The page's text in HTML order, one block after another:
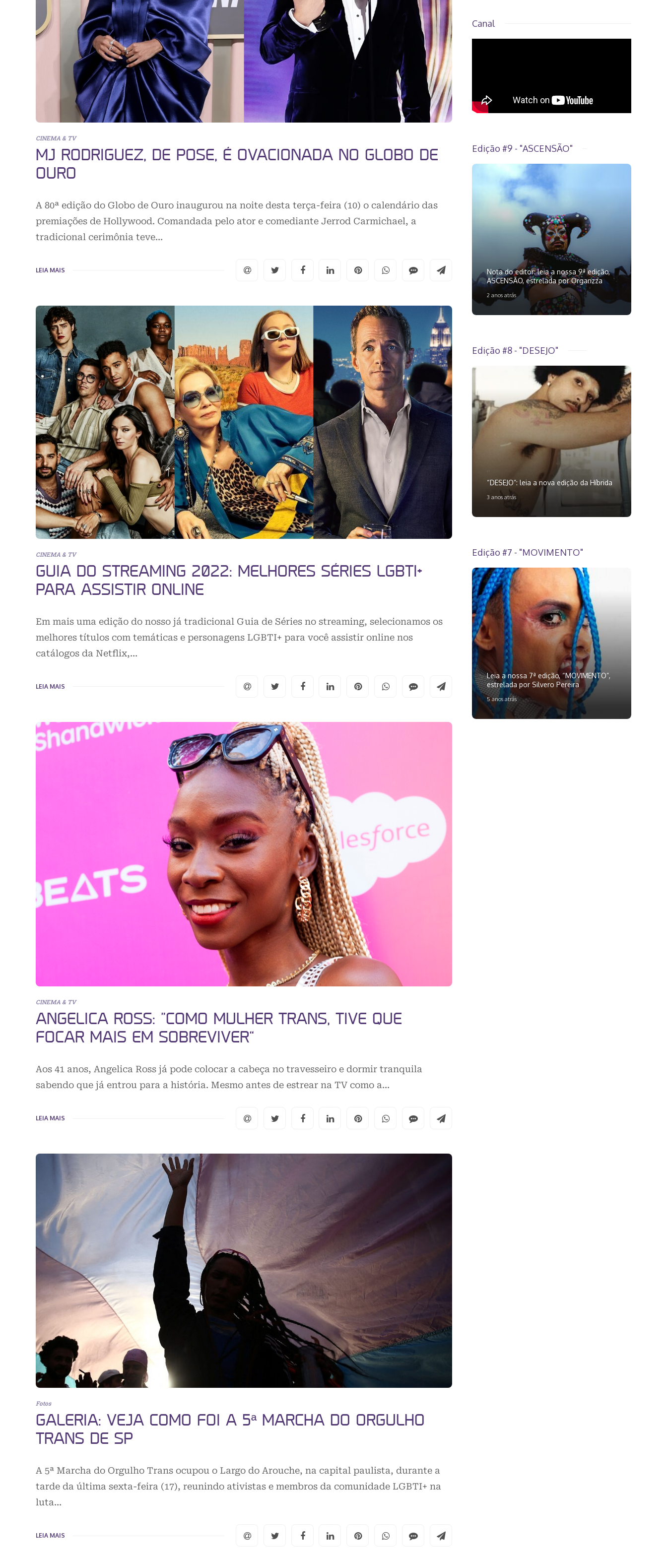
CINEMA & TV
MJ RODRIGUEZ, DE POSE, É OVACIONADA NO GLOBO DE
OURO
A 80ª edição do Globo de Ouro inaugurou na noite desta terça-feira (10) o calendário das
premiações de Hollywood. Comandada pelo ator e comediante Jerrod Carmichael, a
tradicional cerimônia teve…
LEIA MAIS
CINEMA & TV
GUIA DO STREAMING 2022: MELHORES SÉRIES LGBTI+
PARA ASSISTIR ONLINE
Em mais uma edição do nosso já tradicional Guia de Séries no streaming, selecionamos os
melhores títulos com temáticas e personagens LGBTI+ para você assistir online nos
catálogos da Netflix,…
LEIA MAIS
CINEMA & TV
ANGELICA ROSS: “COMO MULHER TRANS, TIVE QUE
FOCAR MAIS EM SOBREVIVER”
Aos 41 anos, Angelica Ross já pode colocar a cabeça no travesseiro e dormir tranquila
sabendo que já entrou para a história. Mesmo antes de estrear na TV como a…
LEIA MAIS
Fotos
GALERIA: VEJA COMO FOI A 5ª MARCHA DO ORGULHO
TRANS DE SP
A 5ª Marcha do Orgulho Trans ocupou o Largo do Arouche, na capital paulista, durante a
tarde da última sexta-feira (17), reunindo ativistas e membros da comunidade LGBTI+ na
luta…
LEIA MAIS
Canal
Edição #9 - "ASCENSÃO"
Nota do editor: leia a nossa 9ª edição,
ASCENSÃO, estrelada por Organzza
2 anos atrás
Edição #8 - "DESEJO"
“DESEJO”: leia a nova edição da Híbrida
3 anos atrás
Edição #7 - "MOVIMENTO"
Leia a nossa 7ª edição, “MOVIMENTO”,
estrelada por Silvero Pereira
5 anos atrás